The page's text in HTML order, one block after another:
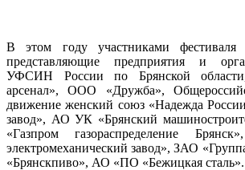
В этом году участниками фестиваля
представляющие предприятия и
УФСИН России по Брянской
арсенал», ООО «Дружба»,
движение женский союз «Надежда
завод», АО УК «Брянский
«Газпром газораспределение
электромеханический завод», ЗАО
«Брянскпиво», АО «ПО «Бежицкая сталь».